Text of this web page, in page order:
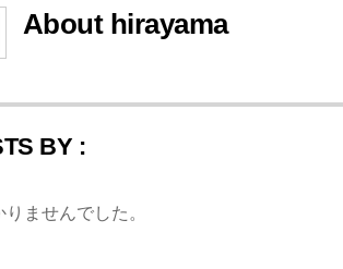
About hirayama
BY :
りませんでした。